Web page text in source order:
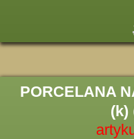
PORCELANA
(k)